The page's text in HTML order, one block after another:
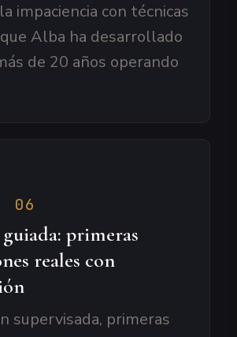
impaciencia con técnicas
Alba ha desarrollado
de 20 años operando
06
primeras
reales con
supervisada, primeras